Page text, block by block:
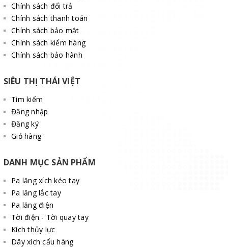
Chính sách đổi trả
Chính sách thanh toán
Chính sách bảo mật
Chính sách kiểm hàng
Chính sách bảo hành
SIÊU THỊ THÁI VIỆT
Tìm kiếm
Đăng nhập
Đăng ký
Giỏ hàng
DANH MỤC SẢN PHẨM
Pa lăng xích kéo tay
Pa lăng lắc tay
Pa lăng điện
Tời điện - Tời quay tay
Kích thủy lực
Dây xích cẩu hàng